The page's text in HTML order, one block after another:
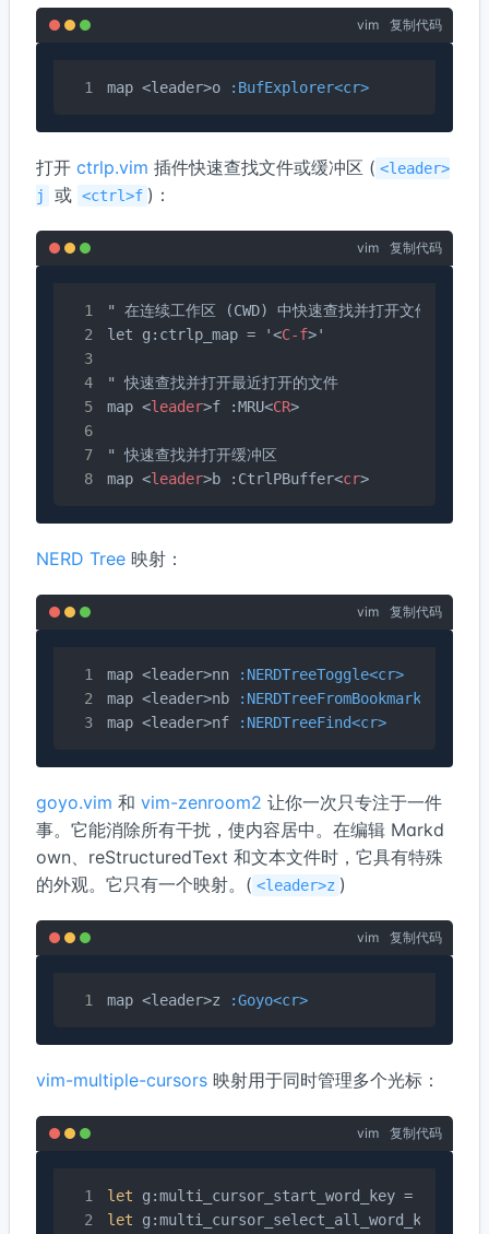
vim 复制代码
map <leader>o :BufExplorer<cr>
打开 ctrlp.vim 插件快速查找文件或缓冲区 ( <leader>
j
或 <ctrl>f )：
vim 复制代码
" 在连续工作区 (CWD) 中快速查找并打开文件
let g:ctrlp_map = '<C-f>'
" 快速查找并打开最近打开的文件
map <leader>f :MRU<CR>
" 快速查找并打开缓冲区
map <leader>b :CtrlPBuffer<cr>
NERD Tree 映射：
vim 复制代码
map <leader>nn
:NERDTreeToggle<cr>
map <leader>nb
:NERDTreeFromBookmark
map <leader>nf
:NERDTreeFind<cr>
goyo.vim 和 vim-zenroom2 让你一次只专注于一件
事。它能消除所有干扰，使内容居中。在编辑 Markd
own、reStructuredText 和文本文件时，它具有特殊
的外观。它只有一个映射。( <leader>z )
vim 复制代码
map <leader>z :Goyo<cr>
vim-multiple-cursors 映射用于同时管理多个光标：
vim 复制代码
let g:multi_cursor_start_word_key =
let g:multi_cursor_select_all_word_key =